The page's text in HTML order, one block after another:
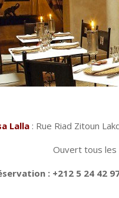
Lalla : Rue Riad Zitoun
Ouvert tous les
: +212 5 24 42